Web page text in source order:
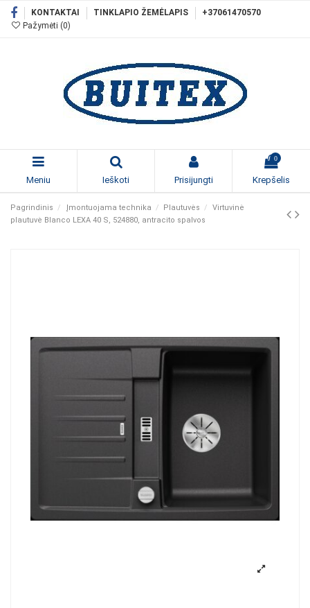
KONTAKTAI TINKLAPIO ŽEMĖLAPIS
+37061470570
Pažymėti (0)
Meniu Ieškoti Prisijungti
0
Krepšelis
Pagrindinis Įmontuojama technika Plautuvės
Virtuvinė
plautuvė Blanco LEXA 40 S, 524880, antracito spalvos